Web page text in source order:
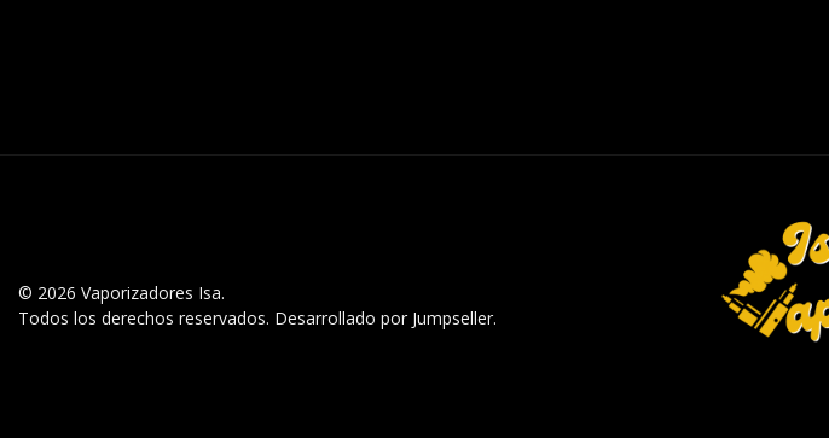
© 2026 Vaporizadores Isa.
Todos los derechos reservados. Desarrollado por Jumpseller.